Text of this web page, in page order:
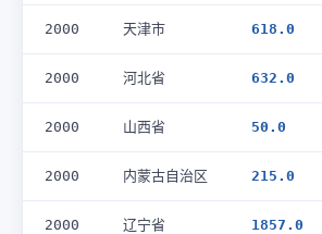
2000 天津市 618.0
2000 河北省 632.0
2000 山西省 50.0
2000 内蒙古自治区 215.0
2000 辽宁省 1857.0